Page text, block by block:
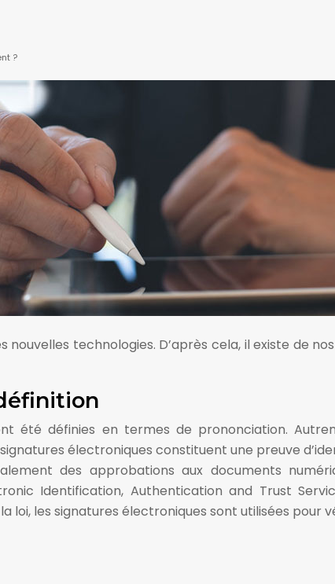
?
technologies. D’après cela, il existe de
été définies en termes de prononciation.
électroniques constituent une preuve
des approbations aux documents
Identification, Authentication and Trust
loi, les signatures électroniques sont utilisées pour